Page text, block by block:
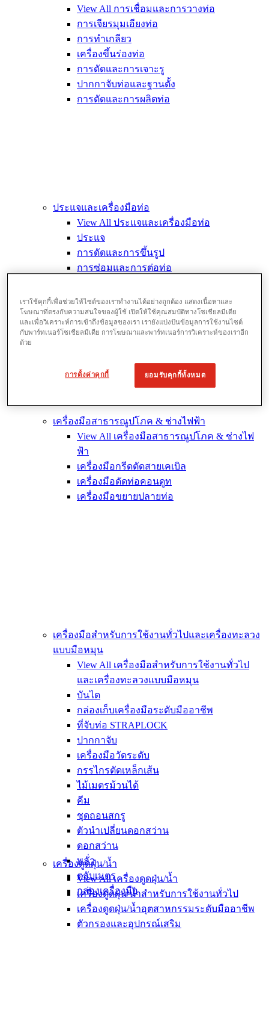
View All การเชื่อมและการวางท่อ
การเจียรมุมเอียงท่อ
การทำเกลียว
เครื่องขึ้นร่องท่อ
การดัดและการเจาะรู
ปากกาจับท่อและฐานตั้ง
การตัดและการผลิตท่อ
ประแจและเครื่องมือท่อ
View All ประแจและเครื่องมือท่อ
ประแจ
การดัดและการขึ้นรูป
การซ่อมและการต่อท่อ
เครื่องมือสาธารณูปโภค & ช่างไฟฟ้า
View All เครื่องมือสาธารณูปโภค & ช่างไฟ
ฟ้า
เครื่องมือกรีดตัดสายเคเบิล
เครื่องมือดัดท่อคอนดูท
เครื่องมือขยายปลายท่อ
เครื่องมือสำหรับการใช้งานทั่วไปและเครื่องทะลวง
แบบมือหมุน
View All เครื่องมือสำหรับการใช้งานทั่วไป
และเครื่องทะลวงแบบมือหมุน
บันได
กล่องเก็บเครื่องมือระดับมืออาชีพ
ที่จับท่อ STRAPLOCK
ปากกาจับ
เครื่องมือวัดระดับ
กรรไกรตัดเหล็กเส้น
ไม้เมตรม้วนได้
คีม
ชุดถอนสกรู
ตัวนำเปลี่ยนดอกสว่าน
ดอกสว่าน
พลั่ว
ตลับเมตร
กล่องเครื่องมือ
เครื่องดูดฝุ่น/น้ำ
View All เครื่องดูดฝุ่น/น้ำ
เครื่องดูดฝุ่น/น้ำสำหรับการใช้งานทั่วไป
เครื่องดูดฝุ่น/น้ำอุตสาหกรรมระดับมืออาชีพ
ตัวกรองและอุปกรณ์เสริม
เราใช้คุกกี้เพื่อช่วยให้ไซต์ของเราทำงานได้อย่างถูกต้อง แสดงเนื้อหาและ
โฆษณาที่ตรงกับความสนใจของผู้ใช้ เปิดให้ใช้คุณสมบัติทางโซเชียลมีเดีย
และเพื่อวิเคราะห์การเข้าถึงข้อมูลของเรา เรายังแบ่งปันข้อมูลการใช้งานไซต์
กับพาร์ทเนอร์โซเชียลมีเดีย การโฆษณาและพาร์ทเนอร์การวิเคราะห์ของเราอีก
ด้วย
การตั้งค่าคุกกี้ ยอมรับคุกกี้ทั้งหมด